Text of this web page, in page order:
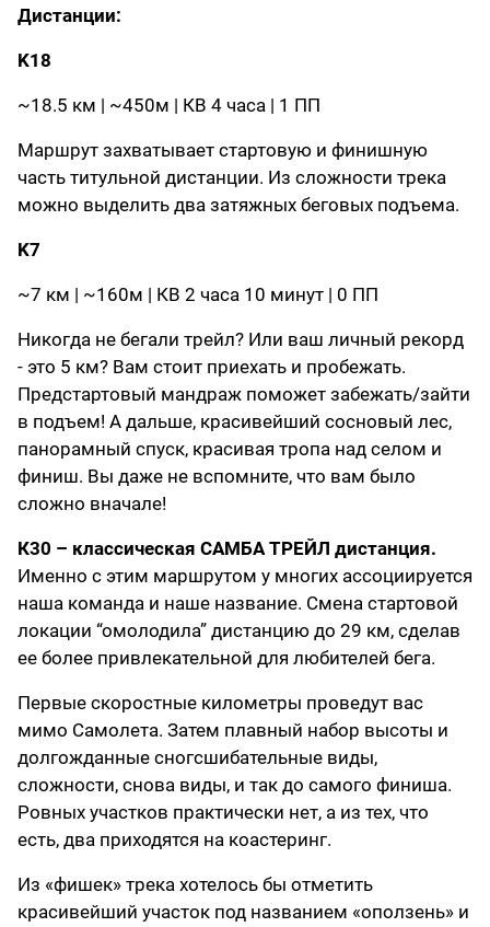
Дистанции:
K18
~18.5 км | ~450м | КВ 4 часа | 1 ПП
Маршрут захватывает стартовую и финишную
часть титульной дистанции. Из сложности трека
можно выделить два затяжных беговых подъема.
K7
~7 км | ~160м | КВ 2 часа 10 минут | 0 ПП
Никогда не бегали трейл? Или ваш личный рекорд
- это 5 км? Вам стоит приехать и пробежать.
Предстартовый мандраж поможет забежать/зайти
в подъем! А дальше, красивейший сосновый лес,
панорамный спуск, красивая тропа над селом и
финиш. Вы даже не вспомните, что вам было
сложно вначале!
К30 – классическая САМБА ТРЕЙЛ дистанция.
Именно с этим маршрутом у многих ассоциируется
наша команда и наше название. Смена стартовой
локации “омолодила” дистанцию до 29 км, сделав
ее более привлекательной для любителей бега.
Первые скоростные километры проведут вас
мимо Самолета. Затем плавный набор высоты и
долгожданные сногсшибательные виды,
сложности, снова виды, и так до самого финиша.
Ровных участков практически нет, а из тех, что
есть, два приходятся на коастеринг.
Из «фишек» трека хотелось бы отметить
красивейший участок под названием «оползень» и